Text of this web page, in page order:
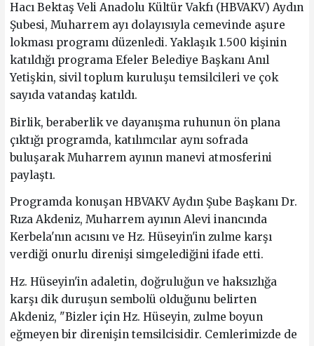
Hacı Bektaş Veli Anadolu Kültür Vakfı (HBVAKV) Aydın
Şubesi, Muharrem ayı dolayısıyla cemevinde aşure
lokması programı düzenledi. Yaklaşık 1.500 kişinin
katıldığı programa Efeler Belediye Başkanı Anıl
Yetişkin, sivil toplum kuruluşu temsilcileri ve çok
sayıda vatandaş katıldı.
Birlik, beraberlik ve dayanışma ruhunun ön plana
çıktığı programda, katılımcılar aynı sofrada
buluşarak Muharrem ayının manevi atmosferini
paylaştı.
Programda konuşan HBVAKV Aydın Şube Başkanı Dr.
Rıza Akdeniz, Muharrem ayının Alevi inancında
Kerbela'nın acısını ve Hz. Hüseyin'in zulme karşı
verdiği onurlu direnişi simgelediğini ifade etti.
Hz. Hüseyin'in adaletin, doğruluğun ve haksızlığa
karşı dik duruşun sembolü olduğunu belirten
Akdeniz, "Bizler için Hz. Hüseyin, zulme boyun
eğmeyen bir direnişin temsilcisidir. Cemlerimizde de